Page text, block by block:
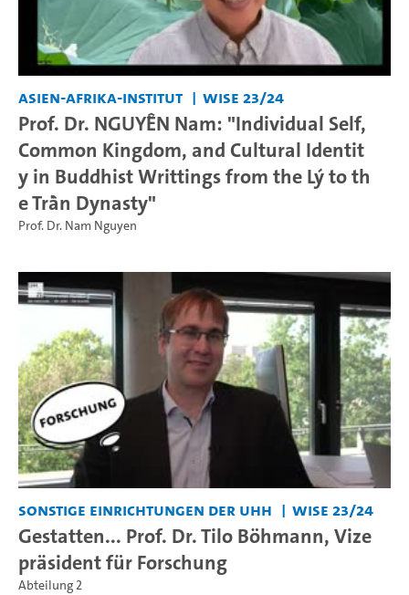
Asien-Afrika-Institut WiSe 23/24
Prof. Dr. NGUYỄN Nam: "Individual Self,
Common Kingdom, and Cultural Identit
y in Buddhist Writtings from the Lý to th
e Trần Dynasty"
Prof. Dr. Nam Nguyen
Sonstige Einrichtungen der UHH WiSe 23/24
Gestatten... Prof. Dr. Tilo Böhmann, Vize
präsident für Forschung
Abteilung 2